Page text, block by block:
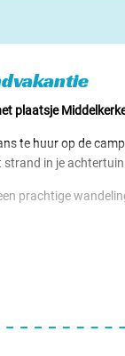
plaatsje
te huur op de
in je
prachtige